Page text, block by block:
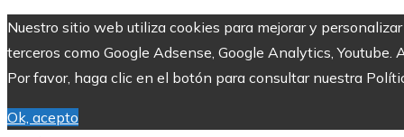
Nuestro sitio web utiliza cookies para mejorar y
terceros como Google Adsense, Google Analytics,
Por favor, haga clic en el botón para consultar nuestra
Ok, acepto